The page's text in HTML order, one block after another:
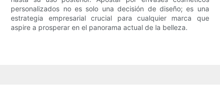
personalizados no es solo una decisión de diseño; es una
estrategia empresarial crucial para cualquier marca que
aspire a prosperar en el panorama actual de la belleza.